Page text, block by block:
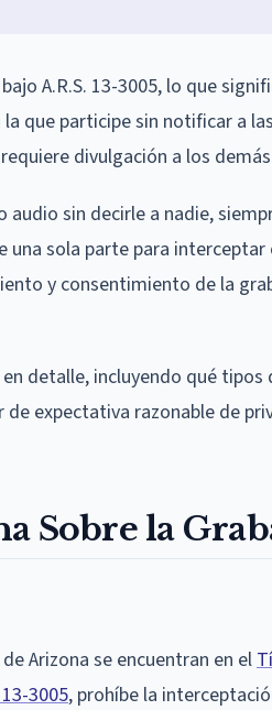
A.R.S. 13-3005, lo que
que participe sin notificar a
divulgación a los
sin decirle a nadie,
sola parte para
y consentimiento de la
detalle, incluyendo qué
expectativa razonable de
Sobre la
Arizona se encuentran en el
13-3005, prohíbe la